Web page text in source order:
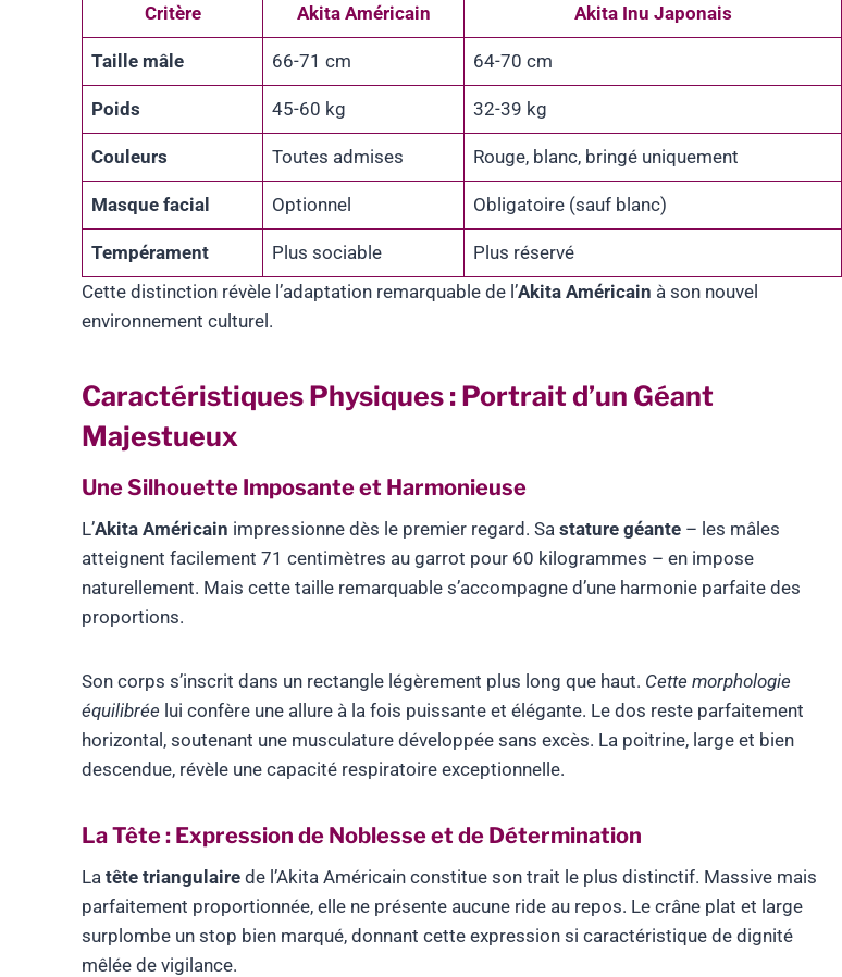
Critère Akita Américain Akita Inu Japonais
Taille mâle 66-71 cm 64-70 cm
Poids 45-60 kg 32-39 kg
Couleurs Toutes admises Rouge, blanc, bringé uniquement
Masque facial Optionnel Obligatoire (sauf blanc)
Tempérament Plus sociable
Plus réservé
Cette distinction révèle l’adaptation remarquable de l’Akita Américain à son nouvel
environnement culturel.
Caractéristiques Physiques : Portrait d’un Géant
Majestueux
Une Silhouette Imposante et Harmonieuse
L’Akita Américain impressionne dès le premier regard. Sa stature géante – les mâles
atteignent facilement 71 centimètres au garrot pour 60 kilogrammes – en impose
naturellement. Mais cette taille remarquable s’accompagne d’une harmonie parfaite des
proportions.
Son corps s’inscrit dans un rectangle légèrement plus long que haut. Cette morphologie
équilibrée lui confère une allure à la fois puissante et élégante. Le dos reste parfaitement
horizontal, soutenant une musculature développée sans excès. La poitrine, large et bien
descendue, révèle une capacité respiratoire exceptionnelle.
La Tête : Expression de Noblesse et de Détermination
La tête triangulaire de l’Akita Américain constitue son trait le plus distinctif. Massive mais
parfaitement proportionnée, elle ne présente aucune ride au repos. Le crâne plat et large
surplombe un stop bien marqué, donnant cette expression si caractéristique de dignité
mêlée de vigilance.